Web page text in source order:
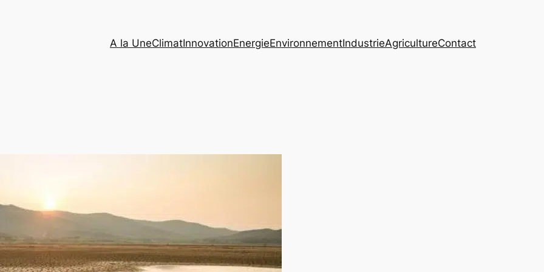
A la UneClimatInnovationEnergieEnvironnementIndustrieAgricultureContact